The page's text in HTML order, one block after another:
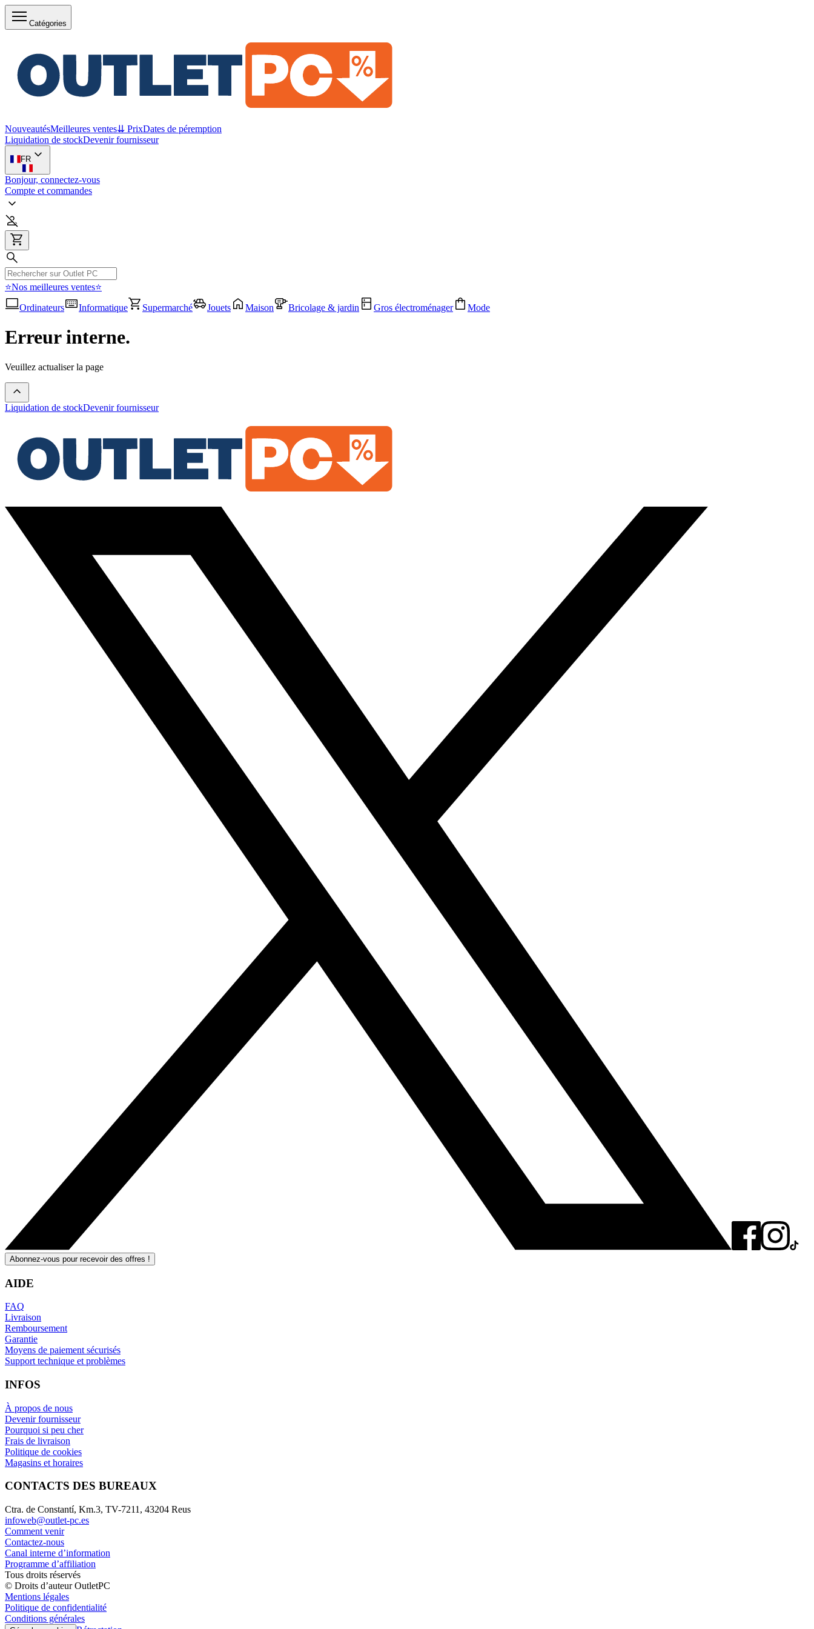
Catégories
NouveautésMeilleures ventes⇊ PrixDates de péremption
Liquidation de stockDevenir fournisseur
FR
Bonjour, connectez-vous
Compte et commandes
⭐Nos meilleures ventes⭐
Ordinateurs
Informatique Supermarché Jouets Maison Bricolage & jardin Gros électroménager Mode
Erreur interne.
Veuillez actualiser la page
Liquidation de stockDevenir fournisseur
Abonnez-vous pour recevoir des offres !
AIDE
FAQ
Livraison
Remboursement
Garantie
Moyens de paiement sécurisés
Support technique et problèmes
INFOS
À propos de nous
Devenir fournisseur
Pourquoi si peu cher
Frais de livraison
Politique de cookies
Magasins et horaires
CONTACTS DES BUREAUX
Ctra. de Constantí, Km.3, TV-7211, 43204 Reus
infoweb@outlet-pc.es
Comment venir
Contactez-nous
Canal interne d’information
Programme d’affiliation
Tous droits réservés
© Droits d’auteur OutletPC
Mentions légales
Politique de confidentialité
Conditions générales